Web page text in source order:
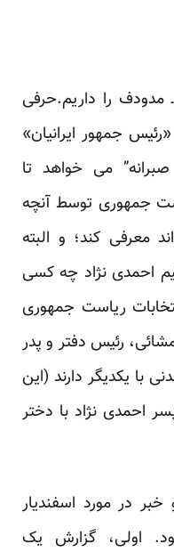
مدودف را داریم.حرفی
جمهور ایرانیان»
می خواهد تا
جمهوری توسط آنچه
معرفی کند؛ و البته
احمدی نژاد چه کسی
ریاست جمهوری
رئیس دفتر و پدر
با یکدیگر دارند (این
احمدی نژاد با دختر
در مورد اسفندیار
اولی، گزارش یک